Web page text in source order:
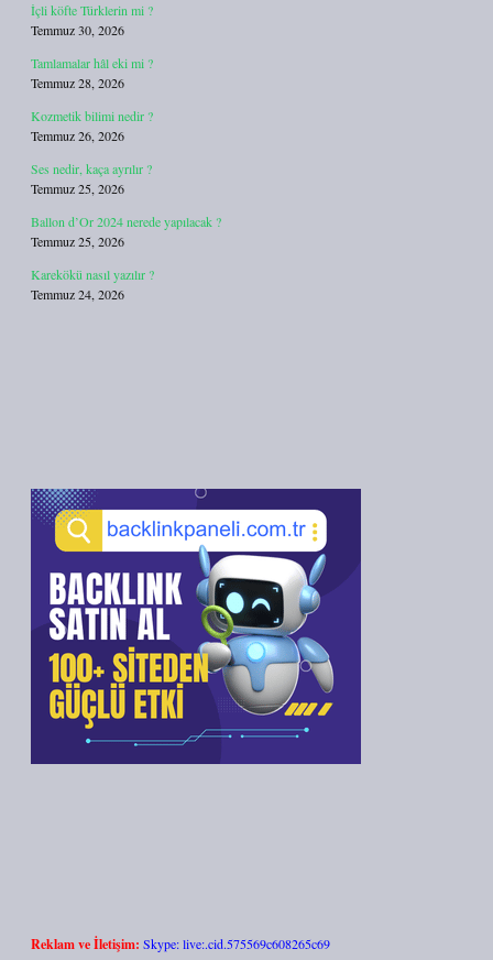
İçli köfte Türklerin mi ?
Temmuz 30, 2026
Tamlamalar hâl eki mi ?
Temmuz 28, 2026
Kozmetik bilimi nedir ?
Temmuz 26, 2026
Ses nedir, kaça ayrılır ?
Temmuz 25, 2026
Ballon d’Or 2024 nerede yapılacak ?
Temmuz 25, 2026
Karekökü nasıl yazılır ?
Temmuz 24, 2026
Reklam ve İletişim: Skype: live:.cid.575569c608265c69